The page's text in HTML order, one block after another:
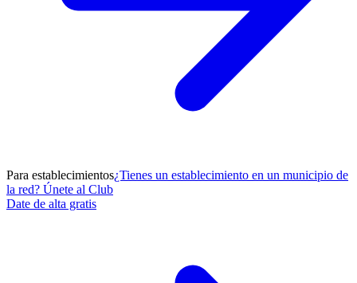
Para establecimientos¿Tienes un establecimiento en un municipio de
la red? Únete al Club
Date de alta gratis